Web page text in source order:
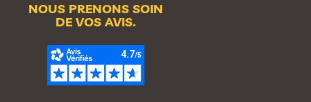
NOUS PRENONS SOIN
DE VOS AVIS.